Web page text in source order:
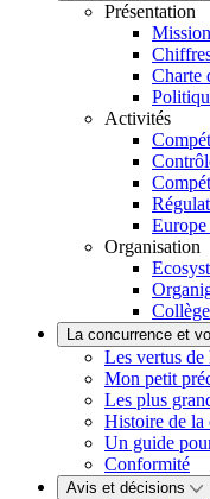
Présentation
Charte
Activités
Organisation
Collège
La concurrence et
Les vertus de
Mon petit
Les plus
Histoire de la
Un guide
Conformité
Avis et décisions